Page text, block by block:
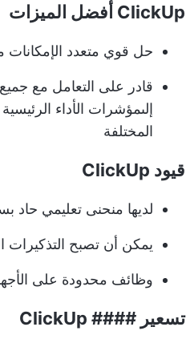
ClickUp أفضل الميزات
حل قوي متعدد الإمكانات مع أكثر من
قادر على التعامل مع
إلىمؤشرات الأداء الرئيسية
المختلفة
قيود ClickUp
لديها منحنى تعليمي حاد
يمكن أن تصبح
وظائف محدودة على
تسعير #### ClickUp